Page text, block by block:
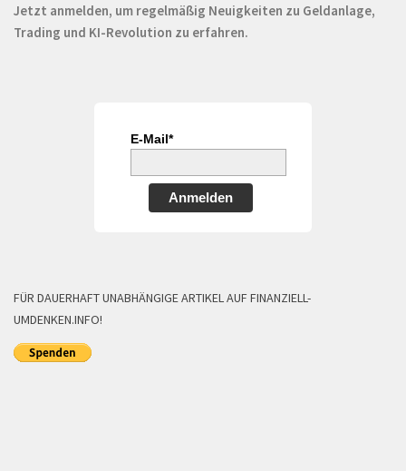
Jetzt anmelden, um regelmäßig Neuigkeiten zu Geldanlage,
Trading und KI-Revolution zu erfahren.
E-Mail*
Anmelden
FÜR DAUERHAFT UNABHÄNGIGE ARTIKEL AUF FINANZIELL-
UMDENKEN.INFO!